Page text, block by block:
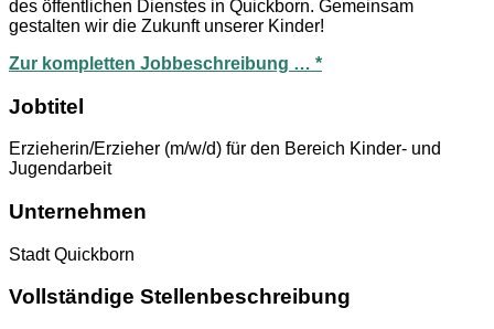
des öffentlichen Dienstes in Quickborn. Gemeinsam
gestalten wir die Zukunft unserer Kinder!
Zur kompletten Jobbeschreibung … *
Jobtitel
Erzieherin/Erzieher (m/w/d) für den Bereich Kinder- und
Jugendarbeit
Unternehmen
Stadt Quickborn
Vollständige Stellenbeschreibung